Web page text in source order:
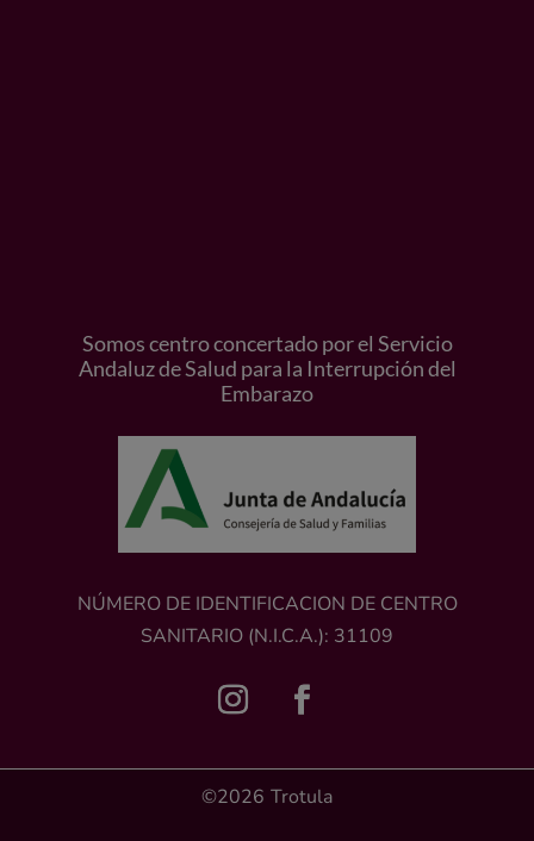
Somos centro concertado por el Servicio
Andaluz de Salud para la Interrupción del
Embarazo
NÚMERO DE IDENTIFICACION DE CENTRO
SANITARIO (N.I.C.A.): 31109
©2026 Trotula